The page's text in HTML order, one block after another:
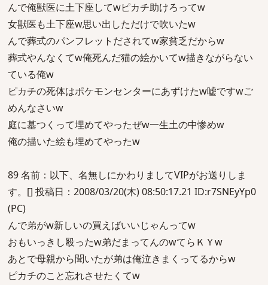
んで俺獣医に土下座してwピカチ助けろってw
女獣医も土下座w思い出しただけで吹いたw
んで葬式のパンフレットだされてw家貧乏だからw
葬式やんなくてw俺死んだ猫の絵かいてw描きながらない
ている俺w
ピカチの死体はポケモンセンターにあずけたw嘘ですwご
めんなさいw
庭に墓つくって埋めてやったぜw一生土の中惨めw
俺の描いた絵も埋めてやったw
89 名前：以下、名無しにかわりましてVIPがお送りしま
す。[] 投稿日：2008/03/20(木) 08:50:17.21 ID:r7SNEyYp0
(PC)
んで弟がw新しいの買えばいいじゃんってw
おもいっきし殴ったw弟だまってんのwてらＫＹw
あとで母親から聞いたが弟は俺泣きまくってるからw
ピカチのこと忘れさせたくてw